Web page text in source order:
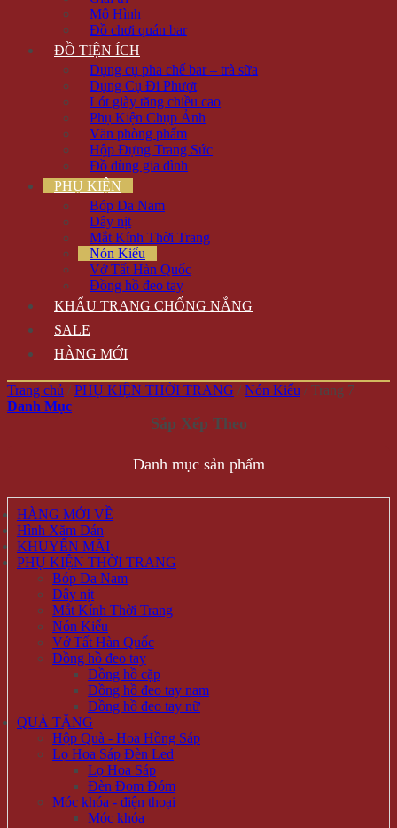
Mô Hình
Đồ chơi quán bar
ĐỒ TIỆN ÍCH
Dụng cụ pha chế bar – trà sữa
Dụng Cụ Đi Phượt
Lót giày tăng chiều cao
Phụ Kiện Chụp Ảnh
Văn phòng phẩm
Hộp Đựng Trang Sức
Đồ dùng gia đình
PHỤ KIỆN
Bóp Da Nam
Dây nịt
Mắt Kính Thời Trang
Nón Kiểu
Vớ Tất Hàn Quốc
Đồng hồ đeo tay
KHẨU TRANG CHỐNG NẮNG
SALE
HÀNG MỚI
Trang chủ / PHỤ KIỆN THỜI TRANG / Nón Kiểu / Trang 7
Danh Mục
Danh mục sản phẩm
HÀNG MỚI VỀ
Hình Xăm Dán
KHUYẾN MÃI
PHỤ KIỆN THỜI TRANG
Bóp Da Nam
Dây nịt
Mắt Kính Thời Trang
Nón Kiểu
Vớ Tất Hàn Quốc
Đồng hồ đeo tay
Đồng hồ cặp
Đồng hồ đeo tay nam
Đồng hồ đeo tay nữ
QUÀ TẶNG
Hộp Quà - Hoa Hồng Sáp
Lọ Hoa Sáp Đèn Led
Lọ Hoa Sáp
Đèn Đom Đóm
Móc khóa - điện thoại
Móc khóa